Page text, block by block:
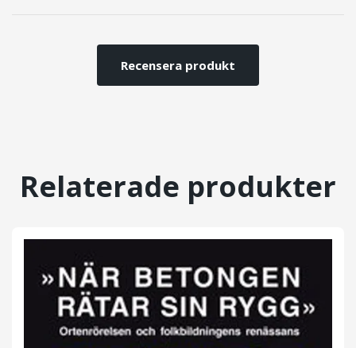
Recensera produkt
Relaterade produkter